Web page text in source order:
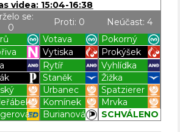
videa: 15:04-16:38
se:
0
Proti: 0
Neúčast: 4
Votava
Pokorný
Vytiska
Prokýšek
Rytíř
Vyhlídka
Staněk
Žižka
Urbanec
Spatzierer
Komínek
Mrvka
Burianová
SCHVÁLENO